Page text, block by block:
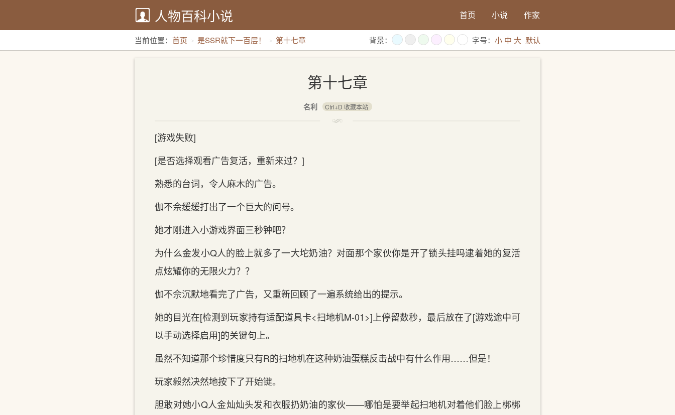
人物百科小说 首页 小说 作家
当前位置： 首页 是SSR就下一百层！ 第十七章 背景： 字号： 小 中 大 默认
第十七章
名利 Ctrl+D 收藏本站
[游戏失败]
[是否选择观看广告复活，重新来过？]
熟悉的台词，令人麻木的广告。
伽不佘缓缓打出了一个巨大的问号。
她才刚进入小游戏界面三秒钟吧？
为什么金发小Q人的脸上就多了一大坨奶油？对面那个家伙你是开了锁头挂吗逮着她的复活
点炫耀你的无限火力？？
伽不佘沉默地看完了广告，又重新回顾了一遍系统给出的提示。
她的目光在[检测到玩家持有适配道具卡<扫地机M-01>]上停留数秒，最后放在了[游戏途中可
以手动选择启用]的关键句上。
虽然不知道那个珍惜度只有R的扫地机在这种奶油蛋糕反击战中有什么作用……但是！
玩家毅然决然地按下了开始键。
胆敢对她小Q人金灿灿头发和衣服扔奶油的家伙——哪怕是要举起扫地机对着他们脸上梆梆